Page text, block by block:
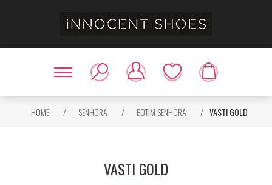
HOME / SENHORA / BOTIM SENHORA / VASTI GOLD
VASTI GOLD